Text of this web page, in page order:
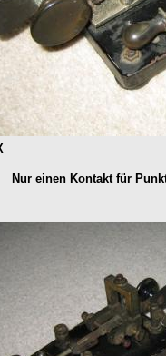
Nur einen Kontakt für